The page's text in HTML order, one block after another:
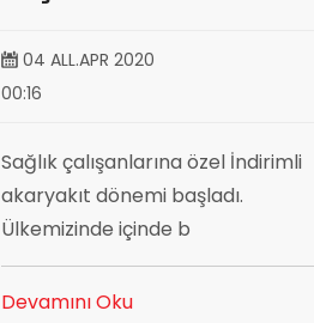
04 ALL.APR 2020
00:16
Sağlık çalışanlarına özel İndirimli
akaryakıt dönemi başladı.
Ülkemizinde içinde b
Devamını Oku